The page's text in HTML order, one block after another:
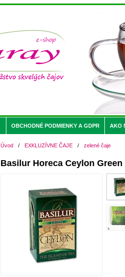
OBCHODNÉ PODMIENKY A GDPR AKO
Úvod / EXKLUZÍVNE ČAJE / zelené čaje
Basilur Horeca Ceylon Green